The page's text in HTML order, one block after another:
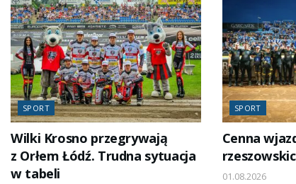
SPORT
Wilki Krosno przegrywają
z Orłem Łódź. Trudna sytuacja
w tabeli
SPORT
Cenna
01.08.2026